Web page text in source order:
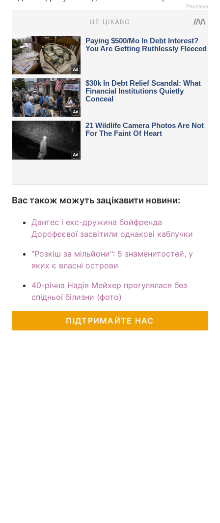
Реклама
Вас також можуть зацікавити новини:
Дантес і екс-дружина бойфренда
Дорофєєвої засвітили однакові каблучки
"Розкіш за мільйони": 5 знаменитостей, у
яких є власні острови
40-річна Надія Мейхер прогулялася без
спідньої білизни (фото)
ПІДТРИМАЙТЕ НАС